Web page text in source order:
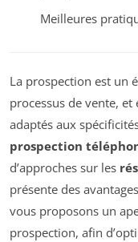
Meilleures
La prospection est un
processus de vente,
adaptés aux
prospection
d’approches sur les
présente des
vous proposons un
prospection, afin